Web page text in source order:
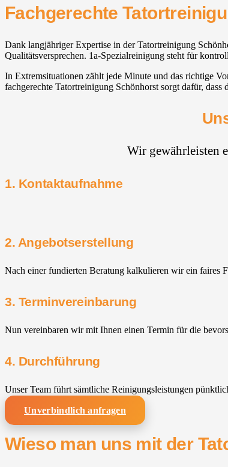
Fachgerechte
Dank langjähriger Expertise in der Tatortreinigung
Qualitätsversprechen. 1a-Spezialreinigung steht für
In Extremsituationen zählt jede Minute und das richtige
fachgerechte Tatortreinigung Schönhorst sorgt dafür,
Wir gewährleisten
1. Kontaktaufnahme
2. Angebotserstellung
Nach einer fundierten Beratung kalkulieren wir ein faires
3. Terminvereinbarung
Nun vereinbaren wir mit Ihnen einen Termin für die
4. Durchführung
Unser Team führt sämtliche Reinigungsleistungen
Unverbindlich anfragen
Wieso man uns mit der